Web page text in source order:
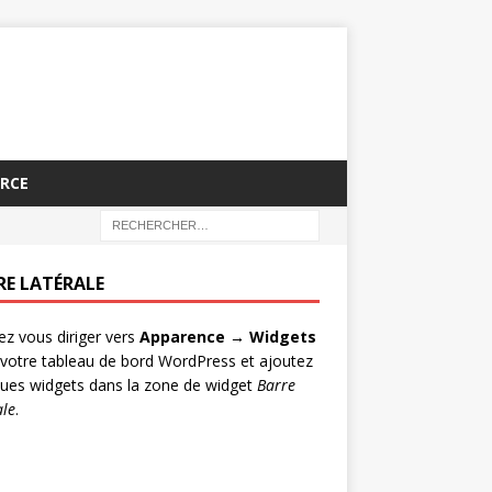
LATÉRALE
vous diriger vers Apparence → Widgets
tableau de bord WordPress et ajoutez
widgets dans la zone de widget Barre
.